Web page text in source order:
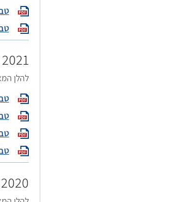
2021
להלן
2020